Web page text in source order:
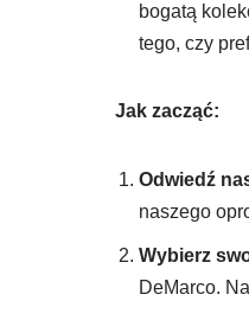
bogatą
tego, czy
Jak zacząć:
Odwiedź
naszego
Wybierz
DeMarco.